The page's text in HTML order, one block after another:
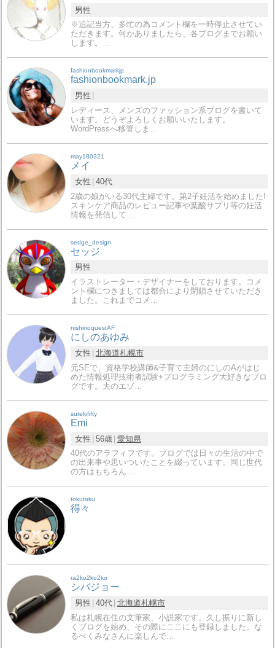
男性
※追記当方、多忙の為コメント欄を一時停止させてい
ただきます。何かありましたら、各ブログまでお願い
します。…
fashionbookmarkjp
fashionbookmark.jp
男性
レディース、メンズのファッション系ブログを書いて
います。どうぞよろしくお願いいたします。
WordPressへ移管しま…
may180321
メイ
女性 40代
2歳の娘がいる30代主婦です。第2子妊活を始めました!
スキンケア商品のレビュー記事や葉酸サプリ等の妊活
情報を発信して…
sedge_design
セッジ
男性
イラストレーター・デザイナーをしております。コメ
ント欄につきましては都合により閉鎖させていただき
ました。これまでコメ…
nishinoquestAF
にしのあゆみ
女性 北海道札幌市
元SEで、資格学校講師&子育て主婦のにしのAがはじ
めた情報処理技術者試験+プログラミング大好きなブロ
グです。夫のエゾ…
sutekififty
Emi
女性 56歳 愛知県
40代のアラフィフです。ブログでは日々の生活の中で
の出来事や思いついたことを綴っています。同じ世代
の方はもちろん…
tokutoku
得々
ra2ko2ko2ko
シバジョー
男性 40代 北海道札幌市
私は札幌在住の文筆家、小説家です。久し振りに新し
くブログを始め、その際にここにも登録しました。な
るべくみなさんに楽しんで…